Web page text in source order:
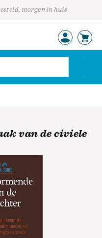
morgen in huis
van de civiele